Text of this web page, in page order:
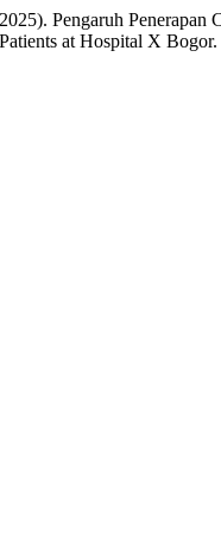
Pengaruh
at Hospital X Bogor.